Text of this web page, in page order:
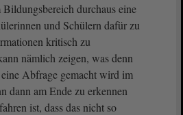
durchaus eine
und Schülern dafür zu
kritisch zu
nämlich zeigen, was denn
Abfrage gemacht wird im
dann am Ende zu erkennen
ist, dass das nicht so